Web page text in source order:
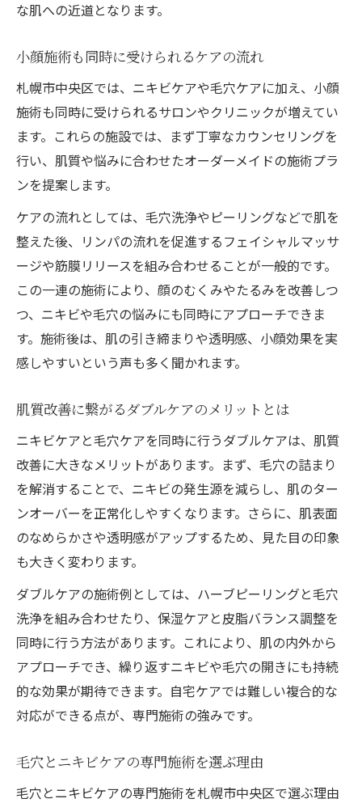
な肌への近道となります。
小顔施術も同時に受けられるケアの流れ
札幌市中央区では、ニキビケアや毛穴ケアに加え、小顔
施術も同時に受けられるサロンやクリニックが増えてい
ます。これらの施設では、まず丁寧なカウンセリングを
行い、肌質や悩みに合わせたオーダーメイドの施術プラ
ンを提案します。
ケアの流れとしては、毛穴洗浄やピーリングなどで肌を
整えた後、リンパの流れを促進するフェイシャルマッサ
ージや筋膜リリースを組み合わせることが一般的です。
この一連の施術により、顔のむくみやたるみを改善しつ
つ、ニキビや毛穴の悩みにも同時にアプローチできま
す。施術後は、肌の引き締まりや透明感、小顔効果を実
感しやすいという声も多く聞かれます。
肌質改善に繋がるダブルケアのメリットとは
ニキビケアと毛穴ケアを同時に行うダブルケアは、肌質
改善に大きなメリットがあります。まず、毛穴の詰まり
を解消することで、ニキビの発生源を減らし、肌のター
ンオーバーを正常化しやすくなります。さらに、肌表面
のなめらかさや透明感がアップするため、見た目の印象
も大きく変わります。
ダブルケアの施術例としては、ハーブピーリングと毛穴
洗浄を組み合わせたり、保湿ケアと皮脂バランス調整を
同時に行う方法があります。これにより、肌の内外から
アプローチでき、繰り返すニキビや毛穴の開きにも持続
的な効果が期待できます。自宅ケアでは難しい複合的な
対応ができる点が、専門施術の強みです。
毛穴とニキビケアの専門施術を選ぶ理由
毛穴とニキビケアの専門施術を札幌市中央区で選ぶ理由